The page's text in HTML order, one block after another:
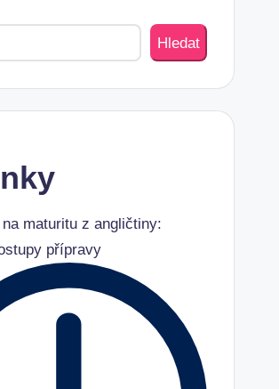
Hledat
maturitu z angličtiny:
přípravy